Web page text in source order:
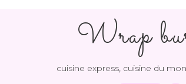
Wrap
cuisine express, cuisine du